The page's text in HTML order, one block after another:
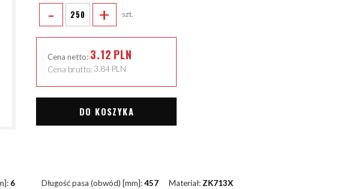
- + szt.
Cena netto: 3.12 PLN
Cena brutto: 3.84 PLN
DO KOSZYKA
6 Długość pasa (obwód) [mm]:457 Materiał:ZK713X